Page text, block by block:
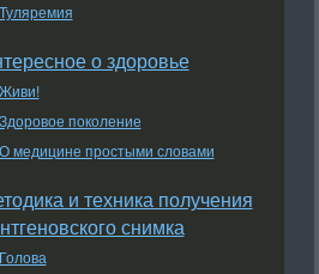
Туляремия
о здоровье
Живи!
Здоровое поколение
О медицине простыми словами
и техника получения
снимка
Голова